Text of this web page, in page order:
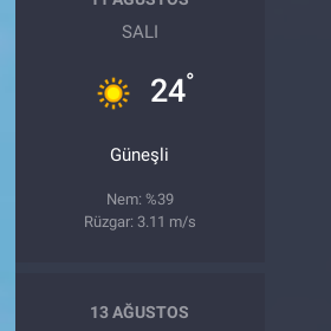
SALI
24°
Güneşli
Nem: %39
Rüzgar: 3.11 m/s
13 AĞUSTOS